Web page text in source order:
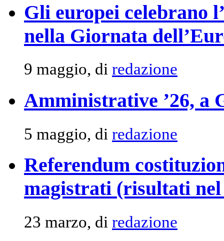
Gli europei celebrano
nella Giornata
9 maggio, di redazione
Amministrative ’26, a
5 maggio, di redazione
Referendum
magistrati (risultati nel
23 marzo, di redazione